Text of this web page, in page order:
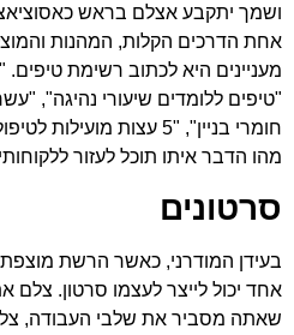
ושמך יתקבע אצלם בראש
אחת הדרכים הקלות, המהנות
מעניינים היא לכתוב רשימת
"טיפים ללומדים שיעורי נהיגה",
חומרי בניין", "5 עצות
מהו הדבר איתו תוכל לעזור
סרטונים
בעידן המודרני, כאשר הרשת
אחד יכול לייצר לעצמו סרטון.
שאתה מסביר את שלבי העבודה,